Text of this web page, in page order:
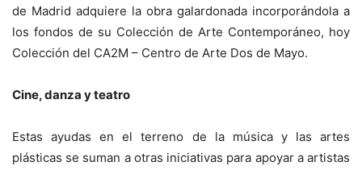
de Madrid adquiere la obra galardonada incorporándola a
los fondos de su Colección de Arte Contemporáneo, hoy
Colección del CA2M – Centro de Arte Dos de Mayo.
Cine, danza y teatro
Estas ayudas en el terreno de la música y las artes
plásticas se suman a otras iniciativas para apoyar a artistas